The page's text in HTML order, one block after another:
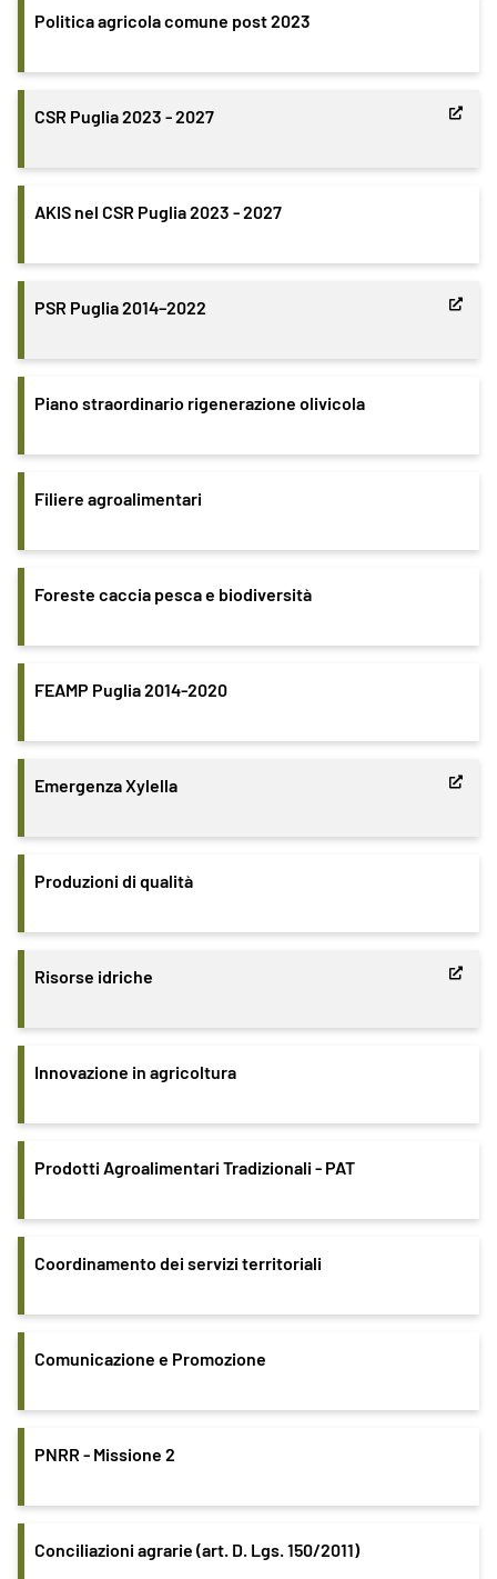
Politica agricola comune post 2023
CSR Puglia 2023 - 2027
AKIS nel CSR Puglia 2023 - 2027
PSR Puglia 2014–2022
Piano straordinario rigenerazione olivicola
Filiere agroalimentari
Foreste caccia pesca e biodiversità
FEAMP Puglia 2014-2020
Emergenza Xylella
Produzioni di qualità
Risorse idriche
Innovazione in agricoltura
Prodotti Agroalimentari Tradizionali - PAT
Coordinamento dei servizi territoriali
Comunicazione e Promozione
PNRR - Missione 2
Conciliazioni agrarie (art. D. Lgs. 150/2011)